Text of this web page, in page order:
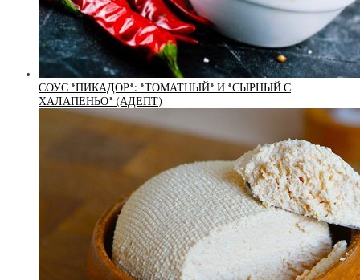
СОУС *ПИКАДОР*: *ТОМАТНЫЙ* И *СЫРНЫЙ С
ХАЛАПЕНЬО* (АДЕПТ)